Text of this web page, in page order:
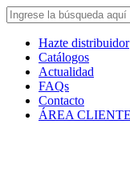
Hazte distribuidor
Catálogos
Actualidad
FAQs
Contacto
ÁREA